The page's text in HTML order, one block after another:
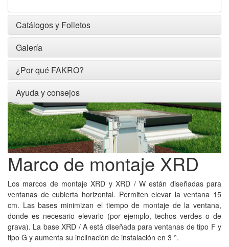
Catálogos y Folletos
Galería
¿Por qué FAKRO?
Ayuda y consejos
Marco de montaje XRD
​Los marcos de montaje XRD y XRD / W están diseñadas para
ventanas de cubierta horizontal. Permiten elevar la ventana 15
cm. Las bases minimizan el tiempo de montaje de la ventana,
donde es necesario elevarlo (por ejemplo, techos verdes o de
grava). La base XRD / A está diseñada para ventanas de tipo F y
tipo G y aumenta su inclinación de instalación en 3 °.